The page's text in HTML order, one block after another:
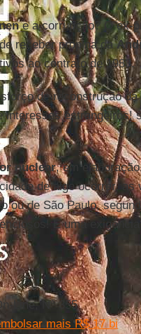
e a corrupção? O ex-
receber propina da
ao contrato de 1983.
de reconstrução da
interesses estrangeiros!
nuclear, em
de algo ocorrer, as
ou de São Paulo,
É uma exigência
Line, N° 355
mais R$ 17 bi